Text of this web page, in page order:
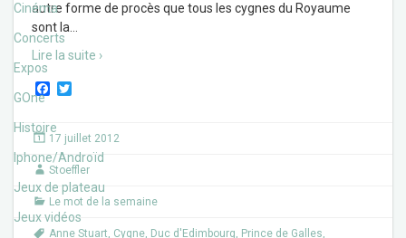
Cinéma
Concerts
Expos
GOne
Histoire
Iphone/Androïd
Jeux de plateau
Jeux vidéos
autre forme de procès que tous les cygnes du Royaume
sont la
Lire la suite ›
F
e
b
o
o
k
t
t
e
r
17 juillet 2012
Stoeffler
Le mot de la semaine
Anne Stuart, Cygne, Duc d'Edimbourg, Prince de Galles,